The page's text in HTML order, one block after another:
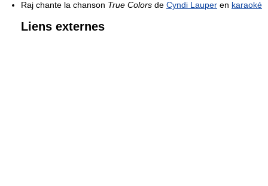
Raj chante la chanson True Colors de Cyndi Lauper en karaoké
Liens externes